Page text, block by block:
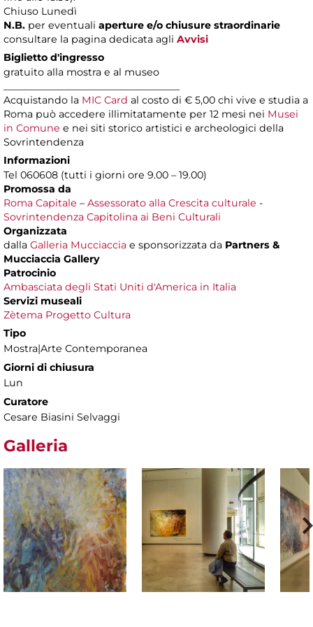
Chiuso Lunedì
N.B. per eventuali aperture e/o chiusure straordinarie
consultare la pagina dedicata agli Avvisi
Biglietto d'ingresso
gratuito alla mostra e al museo
Acquistando la MIC Card al costo di € 5,00 chi vive e studia a
Roma può accedere illimitatamente per 12 mesi nei Musei
in Comune e nei siti storico artistici e archeologici della
Sovrintendenza
Informazioni
Tel 060608 (tutti i giorni ore 9.00 – 19.00)
Promossa da
Roma Capitale – Assessorato alla Crescita culturale -
Sovrintendenza Capitolina ai Beni Culturali
Organizzata
dalla Galleria Mucciaccia e sponsorizzata da Partners &
Mucciaccia Gallery
Patrocinio
Ambasciata degli Stati Uniti d'America in Italia
Servizi museali
Zètema Progetto Cultura
Tipo
Mostra|Arte Contemporanea
Giorni di chiusura
Lun
Curatore
Cesare Biasini Selvaggi
Galleria